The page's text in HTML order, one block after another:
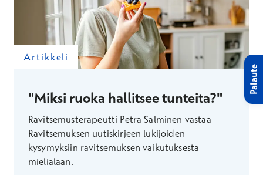
Artikkeli
"Miksi ruoka hallitsee tunteita?"
Ravitsemusterapeutti Petra Salminen vastaa
Ravitsemuksen uutiskirjeen lukijoiden
kysymyksiin ravitsemuksen vaikutuksesta
mielialaan.
Palaute